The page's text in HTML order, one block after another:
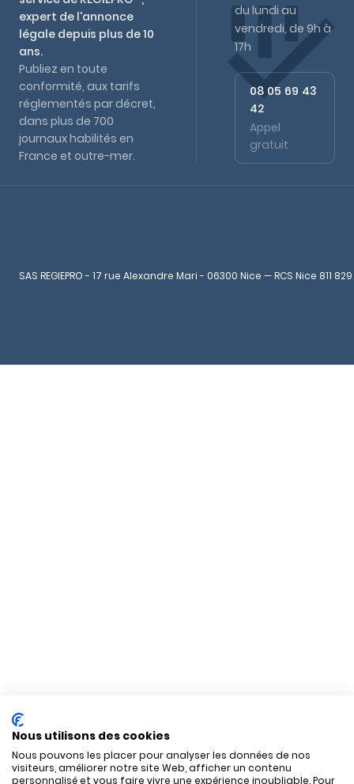
expert de l'annonce
légale depuis plus de 10
ans.
Publiez en toute
conformité, aux tarifs
réglementés par décret,
dans plus de 700
journaux habilités en
France et outre-mer.
du lundi au
vendredi, de 9h à
17h
08 05 69 43
42
Appel
gratuit
SAS REGIEPRO - 17 rue Alexandre Mari - 06300 Nice — RCS Nice 811
Nous utilisons des cookies
Nous pouvons les placer pour analyser les données de nos
visiteurs, améliorer notre site Web, afficher un contenu
personnalisé et vous faire vivre une expérience inoubliable. Pour